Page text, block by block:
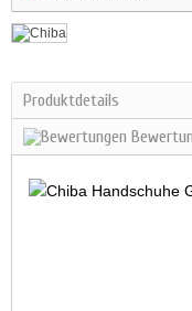
Produktdetails